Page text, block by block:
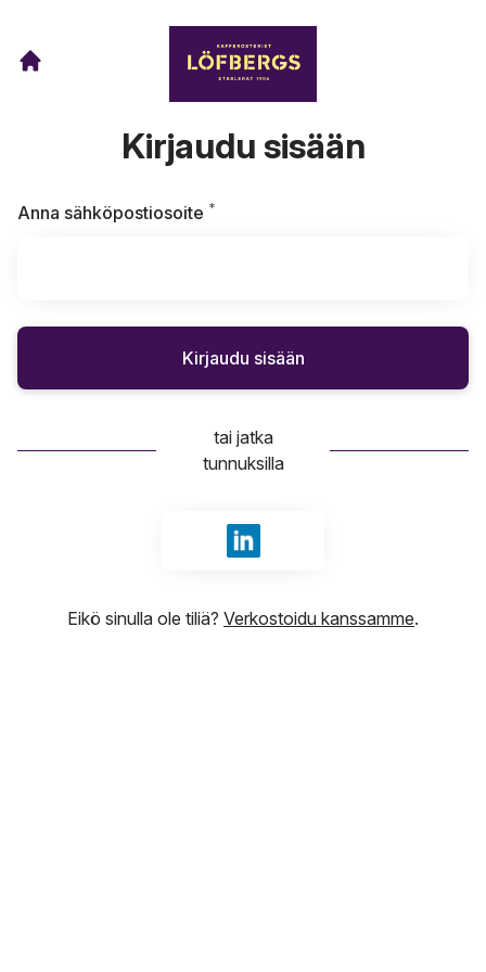
Kirjaudu sisään
Anna sähköpostiosoite *
Kirjaudu sisään
tai jatka
tunnuksilla
Kirjaudu sisään tunnuksilla
Eikö sinulla ole tiliä? Verkostoidu kanssamme.